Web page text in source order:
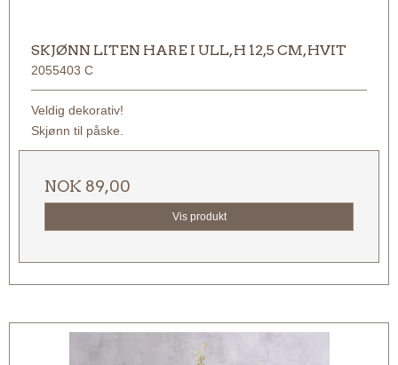
SKJØNN LITEN HARE I ULL, H 12,5 CM, HVIT
2055403 C
Veldig dekorativ!
Skjønn til påske.
NOK 89,00
Vis produkt